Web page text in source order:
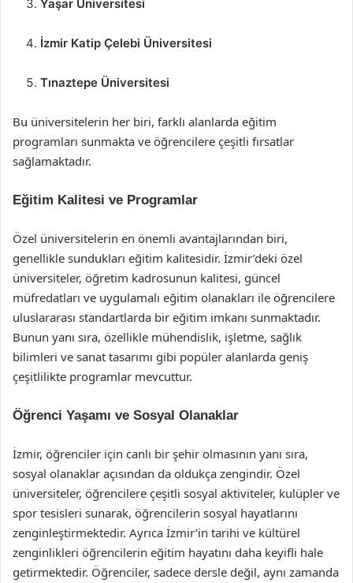
Yaşar Üniversitesi
İzmir Katip Çelebi Üniversitesi
Tınaztepe Üniversitesi
Bu üniversitelerin her biri, farklı alanlarda eğitim
programları sunmakta ve öğrencilere çeşitli fırsatlar
sağlamaktadır.
Eğitim Kalitesi ve Programlar
Özel üniversitelerin en önemli avantajlarından biri,
genellikle sundukları eğitim kalitesidir. İzmir’deki özel
üniversiteler, öğretim kadrosunun kalitesi, güncel
müfredatları ve uygulamalı eğitim olanakları ile öğrencilere
uluslararası standartlarda bir eğitim imkanı sunmaktadır.
Bunun yanı sıra, özellikle mühendislik, işletme, sağlık
bilimleri ve sanat tasarımı gibi popüler alanlarda geniş
çeşitlilikte programlar mevcuttur.
Öğrenci Yaşamı ve Sosyal Olanaklar
İzmir, öğrenciler için canlı bir şehir olmasının yanı sıra,
sosyal olanaklar açısından da oldukça zengindir. Özel
üniversiteler, öğrencilere çeşitli sosyal aktiviteler, kulüpler ve
spor tesisleri sunarak, öğrencilerin sosyal hayatlarını
zenginleştirmektedir. Ayrıca İzmir’in tarihi ve kültürel
zenginlikleri öğrencilerin eğitim hayatını daha keyifli hale
getirmektedir. Öğrenciler, sadece dersle değil, aynı zamanda